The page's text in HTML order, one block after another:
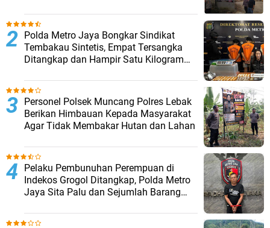
‎Polda Metro Jaya Bongkar Sindikat
Tembakau Sintetis, Empat Tersangka
Ditangkap dan Hampir Satu Kilogram
Personel Polsek Muncang Polres Lebak
Berikan Himbauan Kepada Masyarakat
Agar Tidak Membakar Hutan dan Lahan
Pelaku Pembunuhan Perempuan di
Indekos Grogol Ditangkap, Polda Metro
Jaya Sita Palu dan Sejumlah Barang